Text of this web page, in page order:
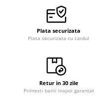
Plata securizata
Plata securizata cu cardul
Retur in 30 zile
Primesti banii inapoi garantat